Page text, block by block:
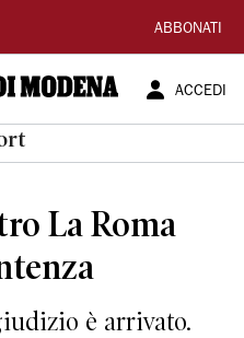
ABBONATI
ACCEDI
La Roma
è arrivato.